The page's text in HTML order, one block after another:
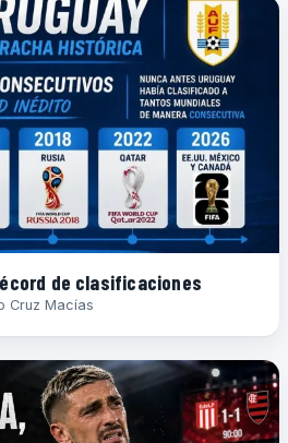
de clasificaciones
Cruz Macías